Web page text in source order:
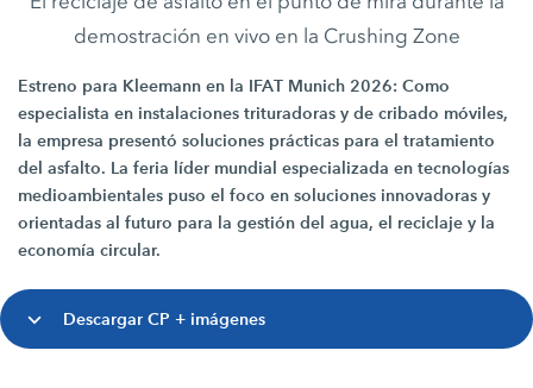
demostración en vivo en la Crushing Zone
Estreno para Kleemann en la IFAT Munich 2026: Como
especialista en instalaciones trituradoras y de cribado móviles,
la empresa presentó soluciones prácticas para el tratamiento
del asfalto. La feria líder mundial especializada en tecnologías
medioambientales puso el foco en soluciones innovadoras y
orientadas al futuro para la gestión del agua, el reciclaje y la
economía circular.
Descargar CP + imágenes